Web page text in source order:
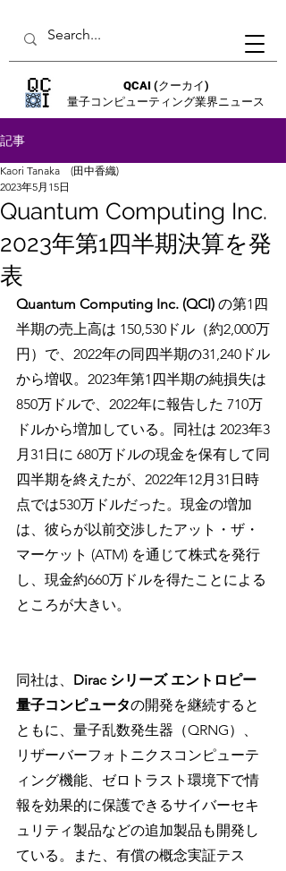
QCAI (クーカイ)
量子コンピューティング業界ニュース
記事
Quantum Computing Inc.
2023年第1四半期決算を発
表
Kaori Tanaka (田中香織)
2023年5月15日
Quantum Computing Inc. (QCI) の第1四
半期の売上高は 150,530ドル（約2,000万
円）で、2022年の同四半期の31,240ドル
から増収。2023年第1四半期の純損失は
850万ドルで、2022年に報告した 710万
ドルから増加している。同社は 2023年3
月31日に 680万ドルの現金を保有して同
四半期を終えたが、2022年12月31日時
点では530万ドルだった。現金の増加
は、彼らが以前交渉したアット・ザ・
マーケット (ATM) を通じて株式を発行
し、現金約660万ドルを得たことによる
ところが大きい。
同社は、 Dirac シリーズ エントロピー
量子コンピュータの開発を継続すると
ともに、量子乱数発生器（QRNG）、
リザーバーフォトニクスコンピューテ
ィング機能、ゼロトラスト環境下で情
報を効果的に保護できるサイバーセキ
ュリティ製品などの追加製品も開発し
ている。また、有償の概念実証テス